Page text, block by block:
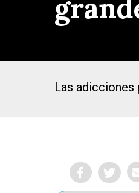
Las adicciones